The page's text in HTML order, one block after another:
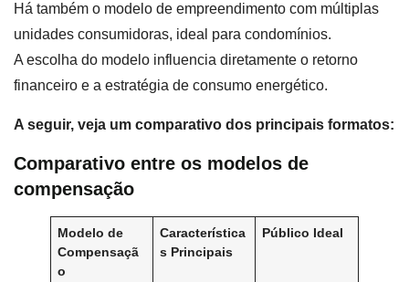
Há também o modelo de empreendimento com múltiplas
unidades consumidoras, ideal para condomínios.
A escolha do modelo influencia diretamente o retorno
financeiro e a estratégia de consumo energético.
A seguir, veja um comparativo dos principais formatos:
Comparativo entre os modelos de
compensação
Modelo de
Compensaçã
o
Característica
s Principais
Público Ideal